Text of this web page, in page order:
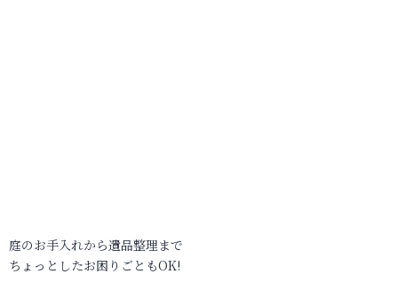
庭のお手入れから遺品整理まで
ちょっとしたお困りごともOK!